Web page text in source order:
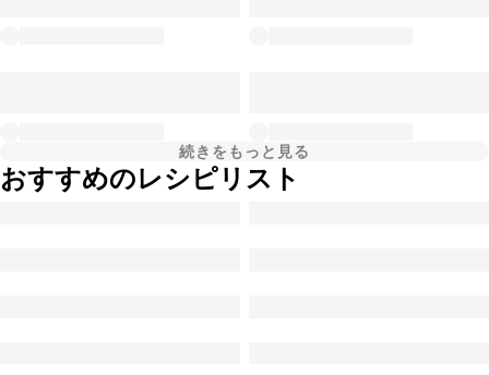
続きをもっと見る
おすすめのレシピリスト